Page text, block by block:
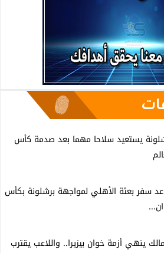
يستعيد سلاحا مهما بعد صدمة كأس
سفر بعثة الأهلي لمواجهة برشلونة بكأس
ينهي أزمة خوان بيزيرا.. واللاعب يقترب